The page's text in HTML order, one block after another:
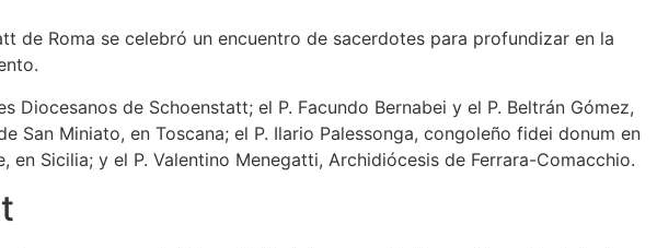
de Roma se celebró un encuentro de sacerdotes para profundizar en la
de Schoenstatt; el P. Facundo Bernabei y el P. Beltrán Gómez,
San Miniato, en Toscana; el P. Ilario Palessonga, congoleño fidei donum en
Sicilia; y el P. Valentino Menegatti, Archidiócesis de Ferrara-Comacchio.